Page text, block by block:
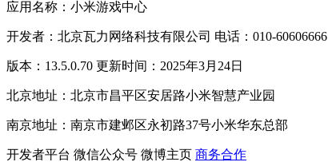
应用名称：小米游戏中心
开发者：北京瓦力网络科技有限公司 电话：010-60606666
版本：13.5.0.70 更新时间：2025年3月24日
北京地址：北京市昌平区安居路小米智慧产业园
南京地址：南京市建邺区永初路37号小米华东总部
开发者平台 微信公众号 微博主页 商务合作